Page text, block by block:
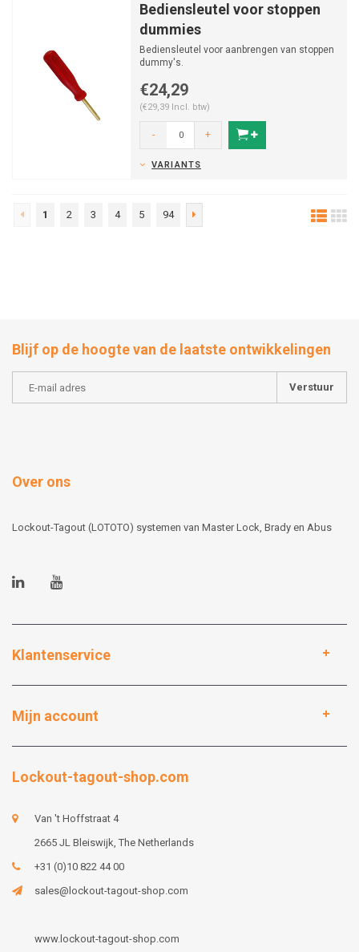
Bediensleutel voor stoppen
dummies
Bediensleutel voor aanbrengen van stoppen
dummy's.
€24,29
(€29,39 Incl. btw)
- +
VARIANTS
1 2 3 4 5 94
Blijf op de hoogte van de laatste ontwikkelingen
Verstuur
Over ons
Lockout-Tagout (LOTOTO) systemen van Master Lock, Brady en Abus
Klantenservice
Mijn account
Lockout-tagout-shop.com
Van 't Hoffstraat 4
2665 JL Bleiswijk, The Netherlands
+31 (0)10 822 44 00
sales@lockout-tagout-shop.com
www.lockout-tagout-shop.com